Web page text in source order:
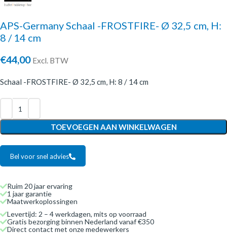
APS-Germany Schaal -FROSTFIRE- Ø 32,5 cm, H:
8 / 14 cm
€44,00 Excl. BTW
Schaal -FROSTFIRE- Ø 32,5 cm, H: 8 / 14 cm
TOEVOEGEN AAN WINKELWAGEN
Bel voor snel advies
Ruim 20 jaar ervaring
1 jaar garantie
Maatwerkoplossingen
Levertijd: 2 – 4 werkdagen, mits op voorraad
Gratis bezorging binnen Nederland vanaf €350
Direct contact met onze medewerkers